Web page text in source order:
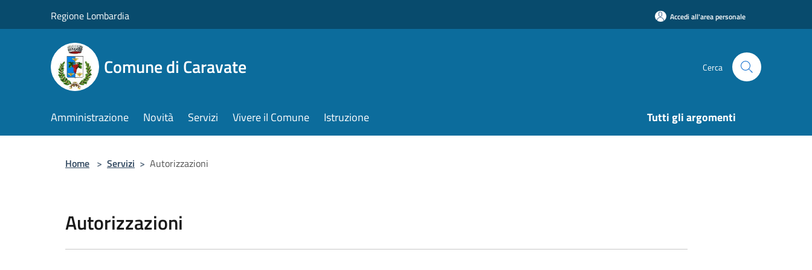
Regione Lombardia Accedi all'area personale
Comune di Caravate Cerca
Amministrazione Novità Servizi Vivere il Comune Istruzione Tutti gli argomenti
Home > Servizi > Autorizzazioni
Autorizzazioni